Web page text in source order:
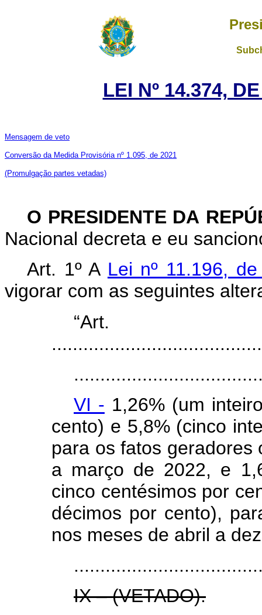
LEI Nº 14.374,
Mensagem de veto
Conversão da Medida Provisória nº 1.095, de 2021
(Promulgação partes vetadas)
O PRESIDENTE DA
Nacional decreta e eu
Art. 1º A Lei nº 11.196,
vigorar com as seguintes
VI - 1,26% (um
cento) e 5,8% (cinco
para os fatos geradores
a março de 2022, e
cinco centésimos por
décimos por cento),
nos meses de abril a
IX – (VETADO).